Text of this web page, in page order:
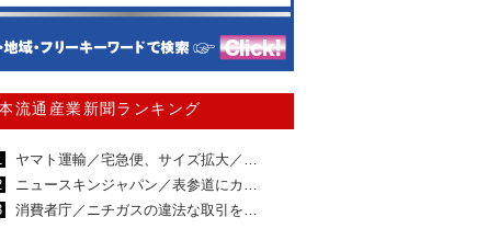
流通産業新聞ランキング
ヤマト運輸／宅急便、サイズ拡大／…
ニュースキンジャパン／表参道にカ…
消費者庁／ニチガスの違法な取引を…